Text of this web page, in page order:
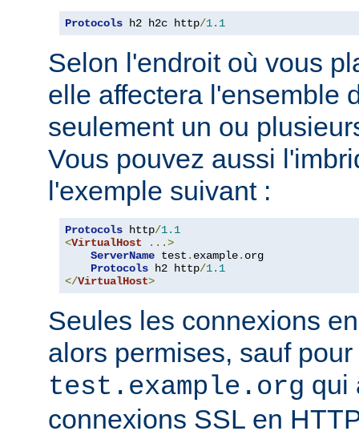
Protocols h2 h2c http/1.1
Selon l'endroit où vous
elle affectera l'ensemble
seulement un ou
Vous pouvez aussi
l'exemple suivant :
Protocols http/1.1
<VirtualHost
...>
ServerName test . example. org
Protocols h2 http/1.1
</VirtualHost>
Seules les connexions
alors permises, sauf
test.example.org qui
connexions SSL en